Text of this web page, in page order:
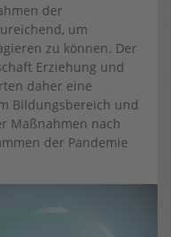
der
um
zu können. Der
Erziehung und
daher eine
Bildungsbereich und
Maßnahmen nach
der Pandemie